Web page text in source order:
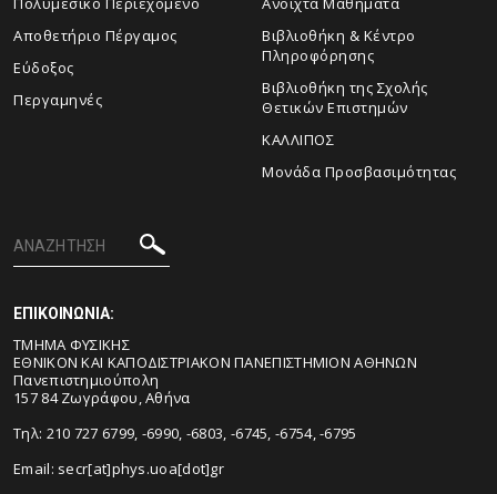
Αποθετήριο Πέργαμος
Εύδοξος
Περγαμηνές
Βιβλιοθήκη & Κέντρο
Πληροφόρησης
Βιβλιοθήκη της Σχολής
Θετικών Επιστημών
ΚΑΛΛΙΠΟΣ
Μονάδα Προσβασιμότητας
ΕΠΙΚΟΙΝΩΝΙΑ:
ΤΜΗΜΑ ΦΥΣΙΚΗΣ
ΕΘΝΙΚΟΝ ΚΑΙ ΚΑΠΟΔΙΣΤΡΙΑΚΟΝ ΠΑΝΕΠΙΣΤΗΜΙΟΝ ΑΘΗΝΩΝ
Πανεπιστημιούπολη
157 84 Ζωγράφου, Αθήνα
Τηλ: 210 727 6799, -6990, -6803, -6745, -6754, -6795
Email: secr[at]phys.uoa[dot]gr